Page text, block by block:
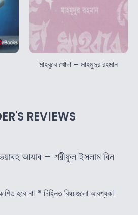
মাহবুবে খোদা – মাহমুদুর রহমান
REVIEWS
আযাব – শরীফুল ইসলাম বিন
হবে না। * চিহ্নিত বিষয়গুলো আবশ্যক।